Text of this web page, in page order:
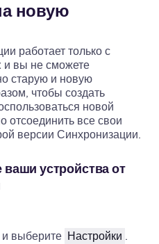
новую
работает только с
и вы не сможете
старую и новую
чтобы создать
новой
отсоединить все свои
версии Синхронизации.
устройства от
и выберите Настройки .